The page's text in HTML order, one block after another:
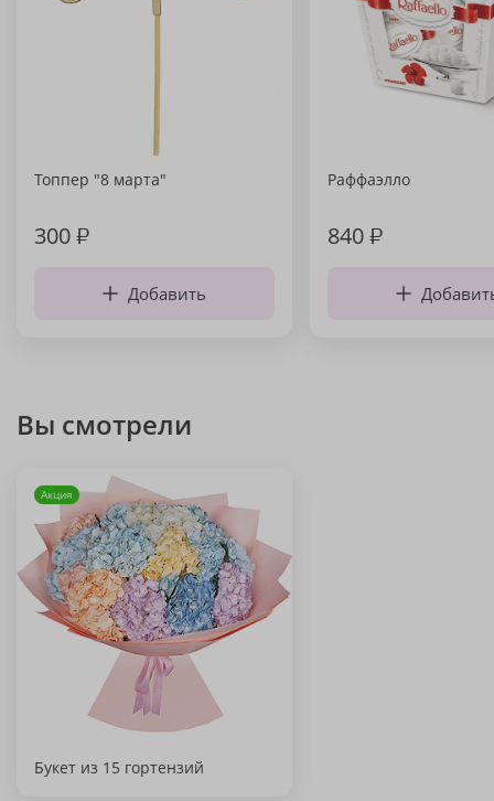
Топпер "8 марта"
300₽
Добавить
Раффаэлло
840₽
Вы смотрели
Акция
Букет из 15 гортензий